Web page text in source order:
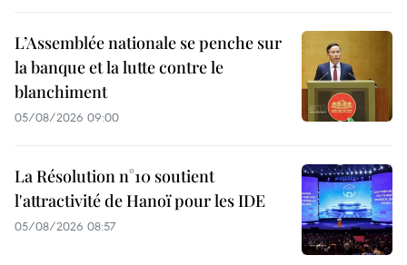
L’Assemblée nationale se penche sur
la banque et la lutte contre le
blanchiment
05/08/2026 09:00
La Résolution n°10 soutient
l'attractivité de Hanoï pour les IDE
05/08/2026 08:57